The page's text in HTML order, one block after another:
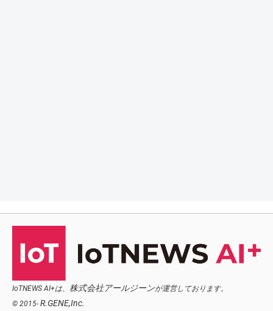
IoTNEWS AI+は、 株式会社アールジーンが運営しております。
© 2015- R.GENE,Inc.